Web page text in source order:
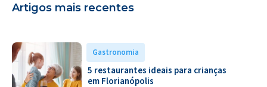
Artigos mais recentes
Gastronomia
5 restaurantes ideais para crianças
em Florianópolis